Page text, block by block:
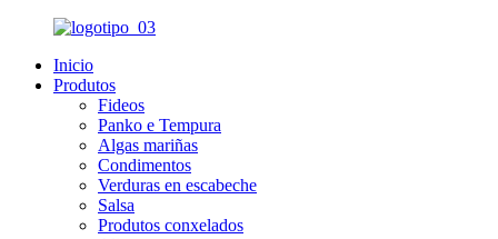
Inicio
Produtos
Fideos
Panko e Tempura
Algas mariñas
Condimentos
Verduras en escabeche
Salsa
Produtos conxelados